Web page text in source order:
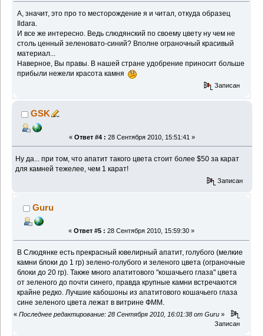
А, значит, это про то месторождение я и читал, откуда образец
Ildarа.
И все же интересно. Ведь слюдянский по своему цвету ну чем не
столь ценный зеленовато-синий? Вполне ограночный красивый
материал...
Наверное, Вы правы. В нашей стране удобрение приносит больше
прибыли нежели красота камня
Записан
GSK
« Ответ #4 : 28 Сентября 2010, 15:51:41 »
Ну да... при том, что апатит такого цвета стоит более $50 за карат
для камней тежелее, чем 1 карат!
Записан
Guru
« Ответ #5 : 28 Сентября 2010, 15:59:30 »
В Слюдянке есть прекрасный ювелирный апатит, голубого (мелкие
камни блоки до 1 гр) зелено-голубого и зеленого цвета (ограночные
блоки до 20 гр). Также много апатитового "кошачьего глаза" цвета
от зеленого до почти синего, правда крупные камни встречаются
крайне редко. Лучшие кабошоны из апатитового кошачьего глаза
сине зеленого цвета лежат в витрине ФММ.
« Последнее редактирование: 28 Сентября 2010, 16:01:38 от Guru »
Записан